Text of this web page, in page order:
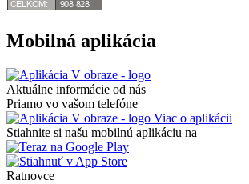
Mobilná aplikácia
Aktuálne informácie od nás
Priamo vo vašom telefóne
Viac o aplikácii
Stiahnite si našu mobilnú aplikáciu na
Ratnovce